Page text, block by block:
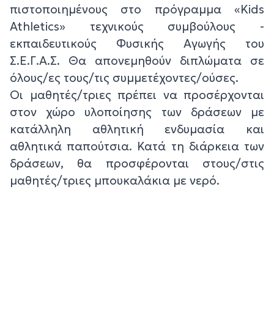
πιστοποιημένους στο πρόγραμμα «Kids
Athletics» τεχνικούς συμβούλους -
εκπαιδευτικούς Φυσικής Αγωγής του
Σ.Ε.Γ.Α.Σ. Θα απονεμηθούν διπλώματα σε
όλους/ες τους/τις συμμετέχοντες/ούσες.
Οι μαθητές/τριες πρέπει να προσέρχονται
στον χώρο υλοποίησης των δράσεων με
κατάλληλη αθλητική ενδυμασία και
αθλητικά παπούτσια. Κατά τη διάρκεια των
δράσεων, θα προσφέρονται στους/στις
μαθητές/τριες μπουκαλάκια με νερό.